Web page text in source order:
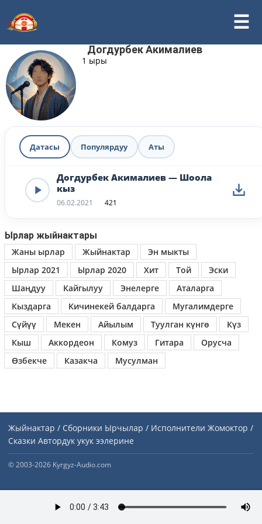
Догдурбек Акималиев
1 ыры
Датасы Популярдуу Аты
Догдурбек Акималиев — Шоола
кыз
06.02.2021 421
Ырлар жыйнактары
Жаны ырлар
Жыйнактар
Эн мыкты
Ырлар 2021
Ырлар 2020 Хит Той
Эски
Шаңдуу
Кайгылуу Энелерге
Аталарга
Кыздарга
Кичинекей балдарга
Мугалимдерге
Сүйүү
Мекен Айылым Туулган күнгө
Күз
Кыш
Аккордеон Комуз Гитара
Орусча
Өзбекче
Казакча Мусулман
Жыйнактар / Сборники Ырчылар / Исполнители Жомоктор /
Сказки Автордук укук ээлерине
© 2003-2026 Kyrgyz-Audio.com